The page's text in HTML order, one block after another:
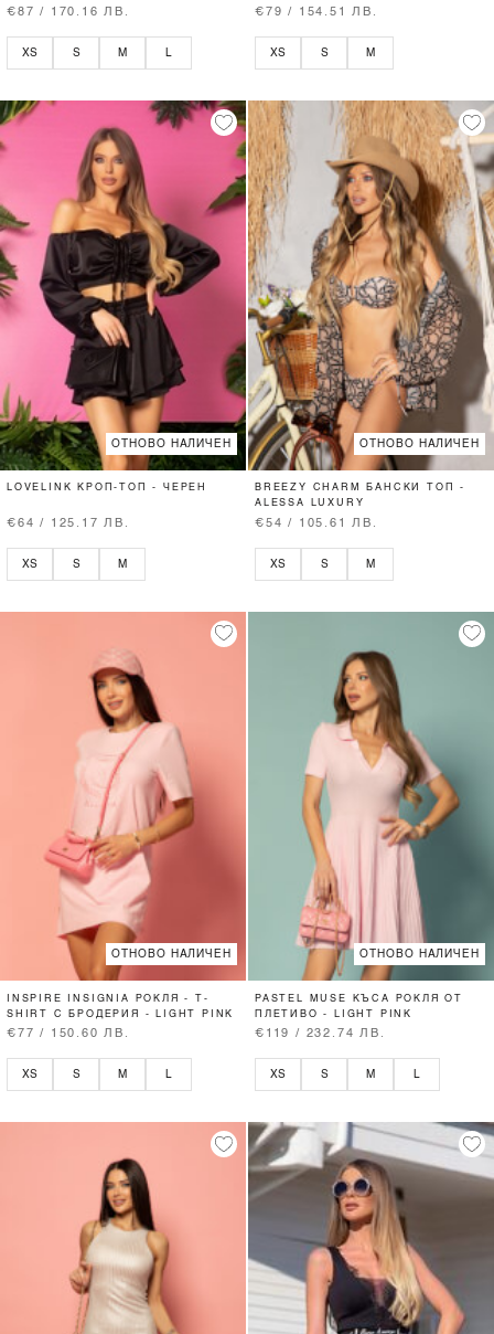
€87 / 170.16 ЛВ.
XS S M L
€79 / 154.51 ЛВ.
XS S M
ОТНОВО НАЛИЧЕН
LOVELINK КРОП-ТОП - ЧЕРЕН
€64 / 125.17 ЛВ.
XS S M
ОТНОВО НАЛИЧЕН
BREEZY CHARM БАНСКИ ТОП -
ALESSA LUXURY
€54 / 105.61 ЛВ.
XS S M
ОТНОВО НАЛИЧЕН
INSPIRE INSIGNIA РОКЛЯ - T-
SHIRT С БРОДЕРИЯ - LIGHT PINK
€77 / 150.60 ЛВ.
XS S M L
ОТНОВО НАЛИЧЕН
PASTEL MUSE КЪСА РОКЛЯ ОТ
ПЛЕТИВО - LIGHT PINK
€119 / 232.74 ЛВ.
XS S M L